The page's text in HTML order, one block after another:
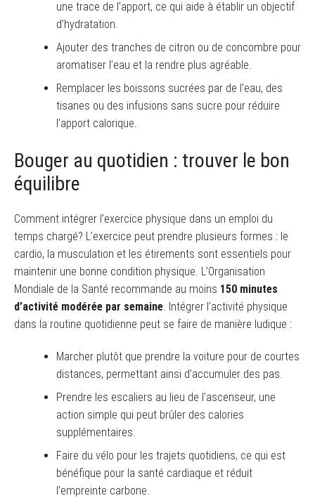
une trace de l’apport, ce qui aide à établir un objectif
d’hydratation.
Ajouter des tranches de citron ou de concombre pour
aromatiser l’eau et la rendre plus agréable.
Remplacer les boissons sucrées par de l’eau, des
tisanes ou des infusions sans sucre pour réduire
l’apport calorique.
Bouger au quotidien : trouver le bon
équilibre
Comment intégrer l’exercice physique dans un emploi du
temps chargé? L’exercice peut prendre plusieurs formes : le
cardio, la musculation et les étirements sont essentiels pour
maintenir une bonne condition physique. L’Organisation
Mondiale de la Santé recommande au moins 150 minutes
d’activité modérée par semaine. Intégrer l’activité physique
dans la routine quotidienne peut se faire de manière ludique :
Marcher plutôt que prendre la voiture pour de courtes
distances, permettant ainsi d’accumuler des pas.
Prendre les escaliers au lieu de l’ascenseur, une
action simple qui peut brûler des calories
supplémentaires.
Faire du vélo pour les trajets quotidiens, ce qui est
bénéfique pour la santé cardiaque et réduit
l’empreinte carbone.